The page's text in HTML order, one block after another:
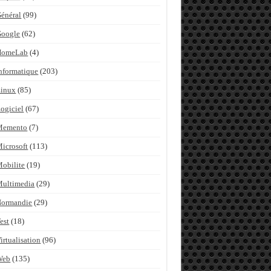
(99)
(62)
(4)
(203)
(85)
(67)
(7)
(113)
(19)
(29)
(29)
(18)
(96)
(135)